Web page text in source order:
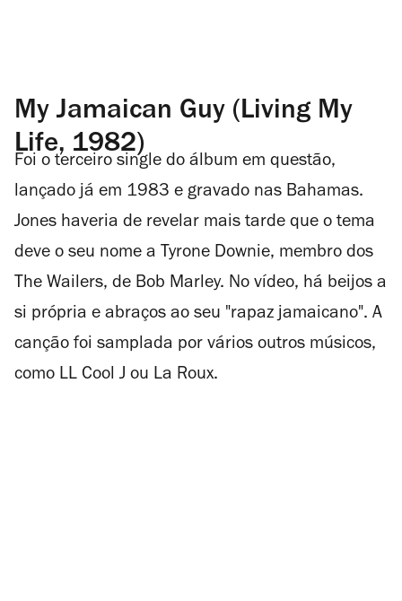
My Jamaican Guy (Living My
Life, 1982)
Foi o terceiro single do álbum em questão,
lançado já em 1983 e gravado nas Bahamas.
Jones haveria de revelar mais tarde que o tema
deve o seu nome a Tyrone Downie, membro dos
The Wailers, de Bob Marley. No vídeo, há beijos a
si própria e abraços ao seu "rapaz jamaicano". A
canção foi samplada por vários outros músicos,
como LL Cool J ou La Roux.